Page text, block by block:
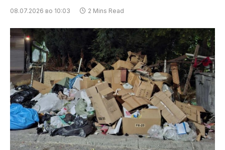
08.07.2026 во 10:03 2 Mins Read